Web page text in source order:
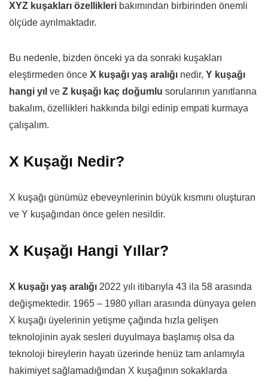
XYZ kuşakları özellikleri bakımından birbirinden önemli
ölçüde ayrılmaktadır.
Bu nedenle, bizden önceki ya da sonraki kuşakları
eleştirmeden önce X kuşağı yaş aralığı nedir, Y kuşağı
hangi yıl ve Z kuşağı kaç doğumlu sorularının yanıtlarına
bakalım, özellikleri hakkında bilgi edinip empati kurmaya
çalışalım.
X Kuşağı Nedir?
X kuşağı günümüz ebeveynlerinin büyük kısmını oluşturan
ve Y kuşağından önce gelen nesildir.
X Kuşağı Hangi Yıllar?
X kuşağı yaş aralığı 2022 yılı itibarıyla 43 ila 58 arasında
değişmektedir. 1965 – 1980 yılları arasında dünyaya gelen
X kuşağı üyelerinin yetişme çağında hızla gelişen
teknolojinin ayak sesleri duyulmaya başlamış olsa da
teknoloji bireylerin hayatı üzerinde henüz tam anlamıyla
hakimiyet sağlamadığından X kuşağının sokaklarda